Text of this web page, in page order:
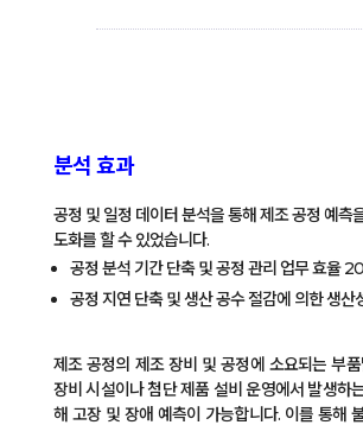
분석 효과
공정 및 일정 데이터 분석을 통해 제조 공정 예측
도화를 할 수 있었습니다.
공정 분석 기간 단축 및 공정 관리 업무 효율
공정 지연 단축 및 생산 공수 절감에 의한 생산
제조 공정의 제조 장비 및 공정에 소요되는 부
장비 시설이나 첨단 제품 설비 운영에서 발생하
해 고장 및 장애 예측이 가능합니다. 이를 통해